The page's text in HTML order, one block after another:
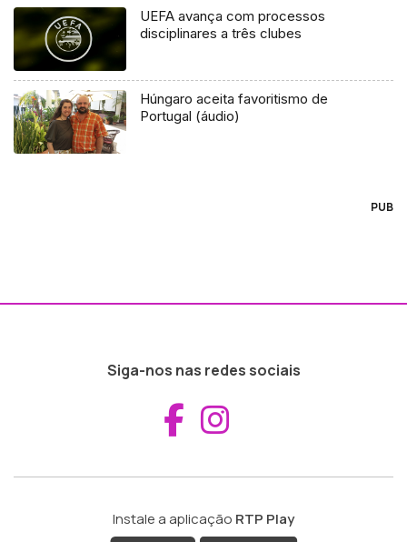
UEFA avança com processos
disciplinares a três clubes
Húngaro aceita favoritismo de
Portugal (áudio)
PUB
Siga-nos nas redes sociais
Aceder ao
Instale a aplicação RTP Play